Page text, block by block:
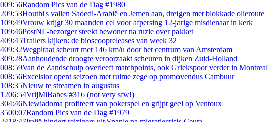
009:56Random Pics van de Dag #1980
209:53Houthi's vallen Saoedi-Arabië en Jemen aan, dreigen met blokkade olieroute
109:49Vrouw krijgt 30 maanden cel voor afpersing 12-jarige misdienaar in kerk
109:46PostNL-bezorger steekt bewoner na ruzie over pakket
409:45Trailers kijken: de bioscoopreleases van week 32
409:32Wegpiraat scheurt met 146 km/u door het centrum van Amsterdam
309:28Aanhoudende droogte veroorzaakt scheuren in dijken Zuid-Holland
008:59Van de Zandschulp overleeft matchpoints, ook Griekspoor verder in Montreal
008:56Excelsior opent seizoen met ruime zege op promovendus Cambuur
108:35Nieuw te streamen in augustus
1206:54VrijMiBabes #316 (not very sfw!)
304:46Niewiadoma profiteert van pokerspel en grijpt geel op Ventoux
3500:07Random Pics van de Dag #1979